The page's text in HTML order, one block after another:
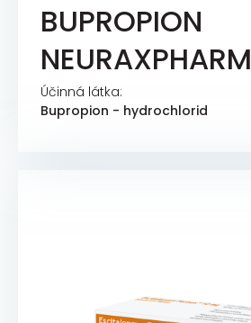
BUPROPION
NEURAXPHARM
Účinná látka:
Bupropion - hydrochlorid